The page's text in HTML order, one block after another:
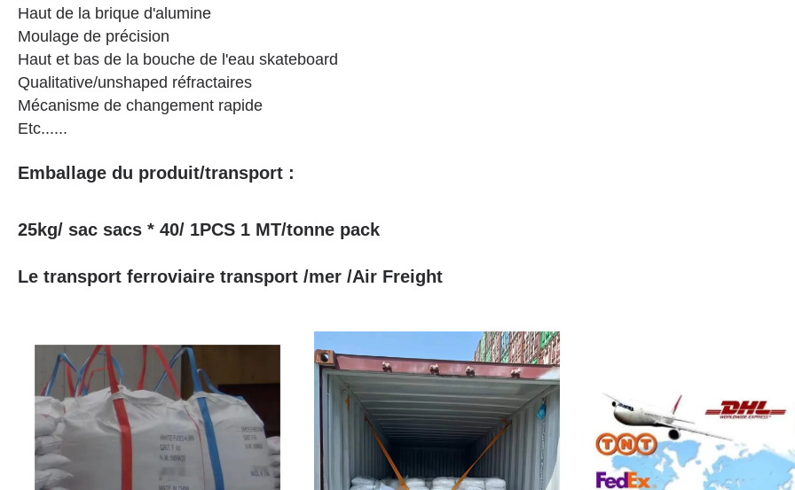
Haut de la brique d'alumine
Moulage de précision
Haut et bas de la bouche de l'eau skateboard
Qualitative/unshaped réfractaires
Mécanisme de changement rapide
Etc......
Emballage du produit/transport :
25kg/ sac sacs * 40/ 1PCS 1 MT/tonne pack
Le transport ferroviaire transport /mer /Air Freight